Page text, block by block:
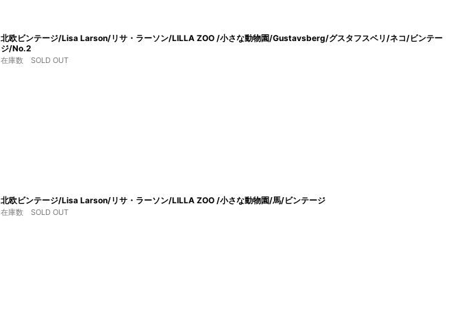
北欧ビンテージ/Lisa Larson/リサ・ラーソン/LILLA ZOO /小さな動物園/Gustavsberg/グスタフスベリ/ネコ/ビンテー
ジ/No.2
在庫数 SOLD OUT
北欧ビンテージ/Lisa Larson/リサ・ラーソン/LILLA ZOO /小さな動物園/馬/ビンテージ
在庫数 SOLD OUT